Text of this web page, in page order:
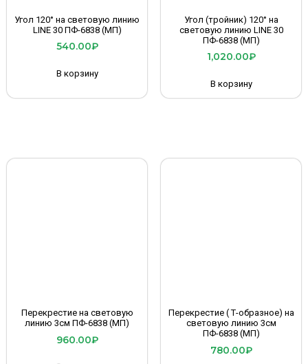
Угол 120° на световую линию
LINE 30 ПФ-6838 (МП)
540.00₽
В корзину
Угол (тройник) 120° на
световую линию LINE 30
ПФ-6838 (МП)
1,020.00₽
В корзину
Перекрестие на световую
линию 3см ПФ-6838 (МП)
960.00₽
Перекрестие ( Т-образное) на
световую линию 3см
ПФ-6838 (МП)
780.00₽